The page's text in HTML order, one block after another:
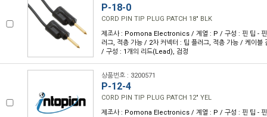
P-18-0
CORD PIN TIP PLUG PATCH 18" BLK
제조사 : Pomona Electronics / 계열 : P / 구성 : 핀 팁 - 핀
러그, 적층 가능 / 2차 커넥터 : 팁 플러그, 적층 가능 / 케이
/ 구성 : 1개의 리드(Lead), 검정
상품번호 : 3200571
P-12-4
CORD PIN TIP PLUG PATCH 12" YEL
제조사 : Pomona Electronics / 계열 : P / 구성 : 핀 팁 - 핀